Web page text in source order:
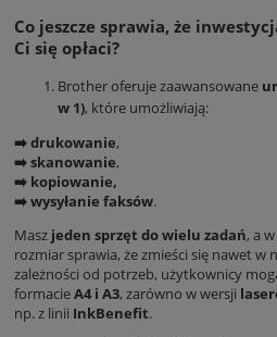
Co jeszcze sprawia, że
Ci się opłaci?
Brother oferuje zaawansowane
w 1), które umożliwiają:
➡️ drukowanie,
➡️ skanowanie,
➡️ kopiowanie,
➡️ wysyłanie faksów.
Masz jeden sprzęt do wielu zadań, a
rozmiar sprawia, że zmieści się nawet w
zależności od potrzeb, użytkownicy
formacieA4 i A3, zarówno w wersji
np. z linii InkBenefit.